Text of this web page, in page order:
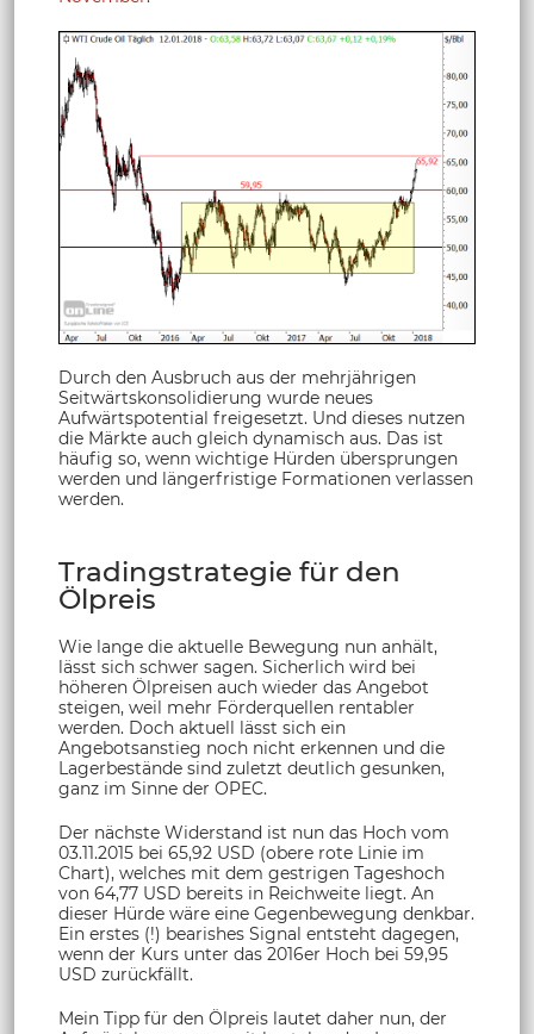
Durch den Ausbruch aus der mehrjährigen
Seitwärtskonsolidierung wurde neues
Aufwärtspotential freigesetzt. Und dieses nutzen
die Märkte auch gleich dynamisch aus. Das ist
häufig so, wenn wichtige Hürden übersprungen
werden und längerfristige Formationen verlassen
werden.
Tradingstrategie für den
Ölpreis
Wie lange die aktuelle Bewegung nun anhält,
lässt sich schwer sagen. Sicherlich wird bei
höheren Ölpreisen auch wieder das Angebot
steigen, weil mehr Förderquellen rentabler
werden. Doch aktuell lässt sich ein
Angebotsanstieg noch nicht erkennen und die
Lagerbestände sind zuletzt deutlich gesunken,
ganz im Sinne der OPEC.
Der nächste Widerstand ist nun das Hoch vom
03.11.2015 bei 65,92 USD (obere rote Linie im
Chart), welches mit dem gestrigen Tageshoch
von 64,77 USD bereits in Reichweite liegt. An
dieser Hürde wäre eine Gegenbewegung denkbar.
Ein erstes (!) bearishes Signal entsteht dagegen,
wenn der Kurs unter das 2016er Hoch bei 59,95
USD zurückfällt.
Mein Tipp für den Ölpreis lautet daher nun, der